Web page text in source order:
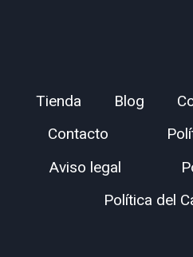
Tienda Blog
Contacto
Aviso legal
Política del